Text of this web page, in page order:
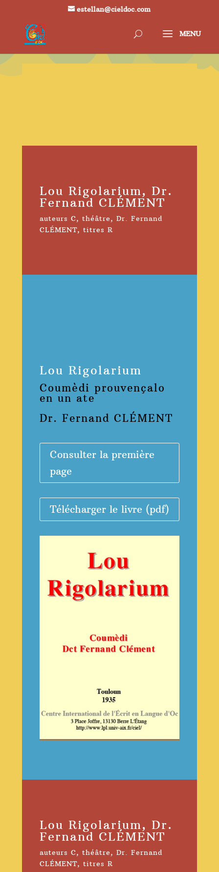
estellan@cieldoc.com
Lou Rigolarium, Dr.
Fernand CLÉMENT
auteurs C, théâtre, Dr. Fernand
CLÉMENT, titres R
Lou Rigolarium
Coumèdi prouvençalo
en un ate
Dr. Fernand CLÉMENT
Consulter la première
page
Télécharger le livre (pdf)
Lou Rigolarium, Dr.
Fernand CLÉMENT
auteurs C, théâtre, Dr. Fernand
CLÉMENT, titres R